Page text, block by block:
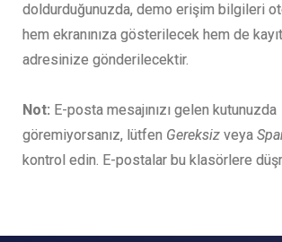
doldurduğunuzda, demo erişim bilgileri
hem ekranınıza gösterilecek hem de
adresinize gönderilecektir.
Not: E-posta mesajınızı gelen kutunuzda
göremiyorsanız, lütfen Gereksiz veya
kontrol edin. E-postalar bu klasörlere